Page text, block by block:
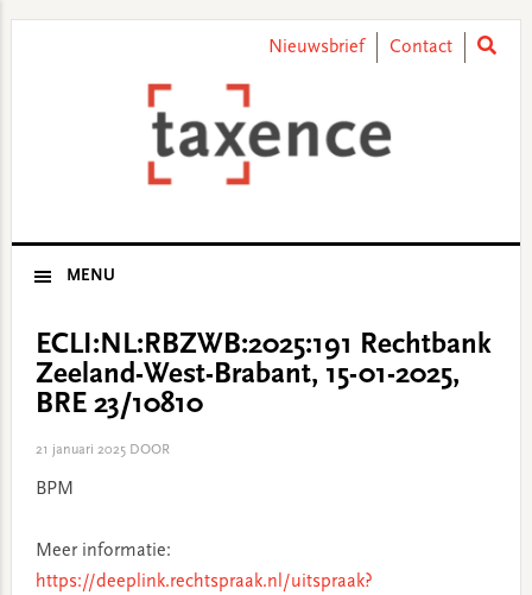
Nieuwsbrief Contact
MENU
ECLI:NL:RBZWB:2025:191 Rechtbank
Zeeland-West-Brabant, 15-01-2025,
BRE 23/10810
21 januari 2025DOOR
BPM
Meer informatie:
https://deeplink.rechtspraak.nl/uitspraak?